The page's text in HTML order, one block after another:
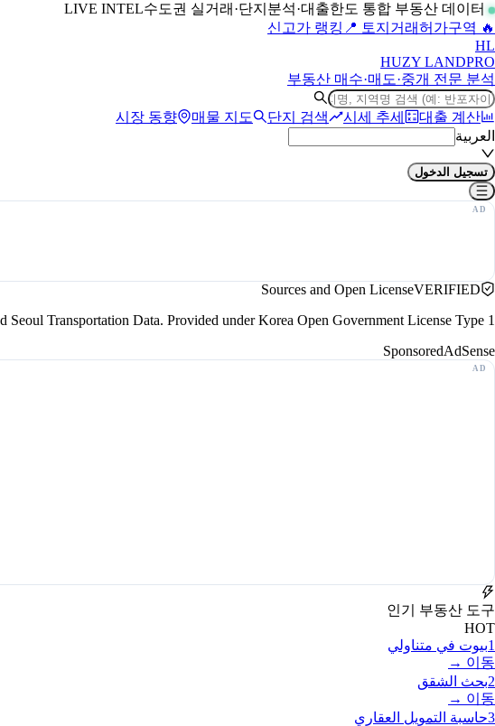
LIVE INTEL
수도권 실거래·단지분석·대출한도 통합 부동산 데이터
🔥 신고가 랭킹
📍 토지거래허가구역
HL
HUZY LANDPRO
부동산 매수·매도·중개 전문 분석
시장 동향 매물 지도 단지 검색 시세 추세
대출 계산
العربية
تسجيل الدخول
Sources and Open LicenseVERIFIED
Transportation Data. Provided under Korea Open Government License Type 1.
SponsoredAdSense
인기 부동산 도구
HOT
1بيوت في متناولي
이동 →
2بحث الشقق
이동 →
3حاسبة التمويل العقاري